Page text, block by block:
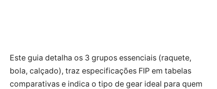
Este guia detalha os 3 grupos essenciais (raquete,
bola, calçado), traz especificações FIP em tabelas
comparativas e indica o tipo de gear ideal para quem